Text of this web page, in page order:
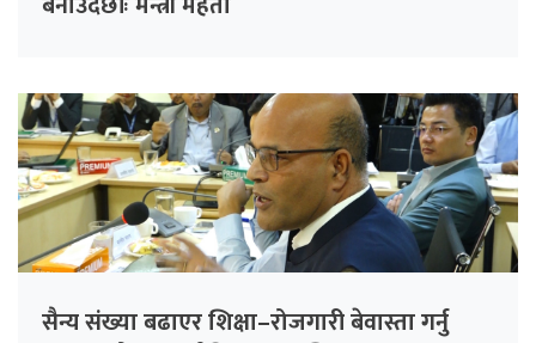
सैन्य संख्या बढाएर शिक्षा–रोजगारी बेवास्ता गर्नु